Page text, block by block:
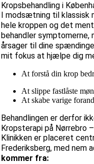
Kropsbehandling i
I modsætning til klassisk
hele kroppen og det
behandler symptomerne,
årsager til dine
mit fokus at hjælpe dig
At forstå din krop
At slippe fastlåste
At skabe varige
Behandlingen er derfor
Kropsterapi på Nørrebro
Klinikken er placeret
Frederiksberg, med nem
kommer fra: